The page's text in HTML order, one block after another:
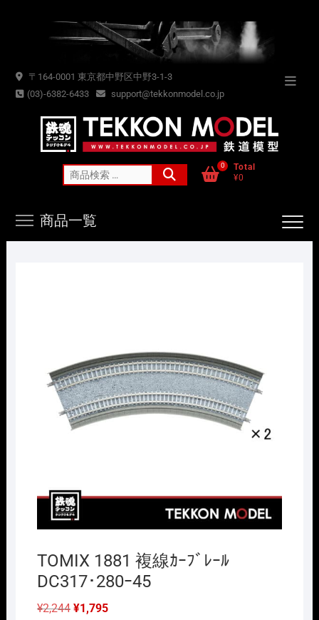
〒164-0001 東京都中野区中野3-1-3
(03)-6382-6433
support@tekkonmodel.co.jp
索
0
Total
¥0
商品一覧
TOMIX 1881 複線ｶｰﾌﾞﾚｰﾙ
DC317･280ｰ45
¥2,244 元
¥1,795現